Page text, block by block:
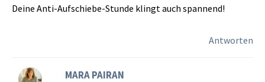
Deine Anti-Aufschiebe-Stunde klingt auch spannend!
Antworten
MARA PAIRAN